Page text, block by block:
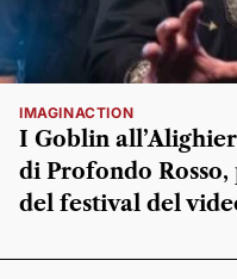
IMAGINACTION
I Goblin
di Profondo
del festival del